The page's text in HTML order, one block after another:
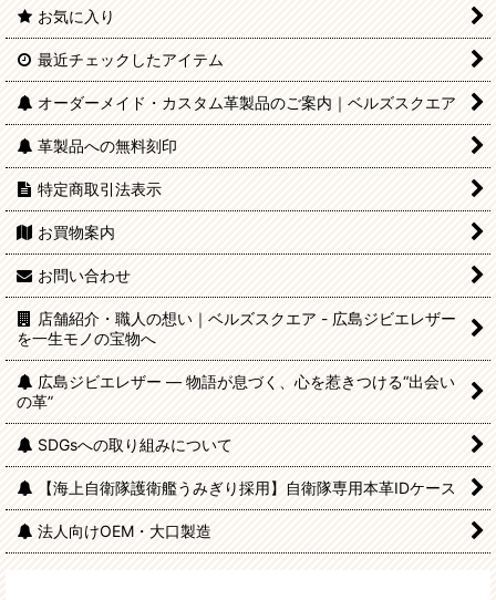
お気に入り
最近チェックしたアイテム
オーダーメイド・カスタム革製品のご案内｜ベルズスクエア
革製品への無料刻印
特定商取引法表示
お買物案内
お問い合わせ
店舗紹介・職人の想い｜ベルズスクエア - 広島ジビエレザー
を一生モノの宝物へ
広島ジビエレザー — 物語が息づく、心を惹きつける“出会い
の革”
SDGsへの取り組みについて
【海上自衛隊護衛艦うみぎり採用】自衛隊専用本革IDケース
法人向けOEM・大口製造